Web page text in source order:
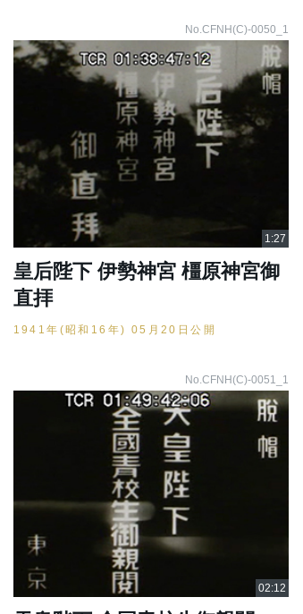
No.CFNH(C)-0050_1
皇后陛下 伊勢神宮 橿原神宮御
直拝
1941年(昭和16年) 05月20日公開
No.CFNH(C)-0051_1